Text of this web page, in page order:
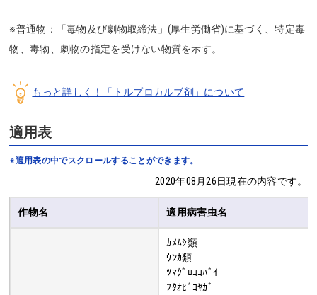
※普通物：「毒物及び劇物取締法」(厚生労働省)に基づく、特定毒
物、毒物、劇物の指定を受けない物質を示す。
もっと詳しく！「トルプロカルブ剤」について
適用表
※適用表の中でスクロールすることができます。
2020年08月26日現在の内容です。
作物名 適用病害虫名
ｶﾒﾑｼ類
ｳﾝｶ類
ﾂﾏｸﾞﾛﾖｺﾊﾞｲ
ﾌﾀｵﾋﾞｺﾔｶﾞ